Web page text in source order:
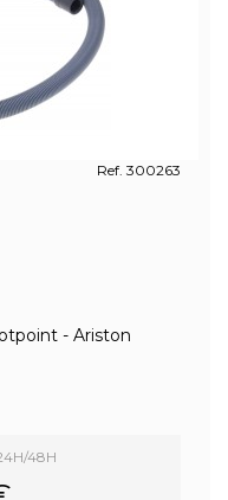
Ref. 300263
- Ariston
48H